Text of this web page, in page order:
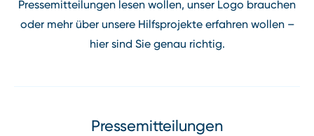
Pressemitteilungen lesen wollen, unser Logo brauchen
oder mehr über unsere Hilfsprojekte erfahren wollen –
hier sind Sie genau richtig.
Pressemitteilungen